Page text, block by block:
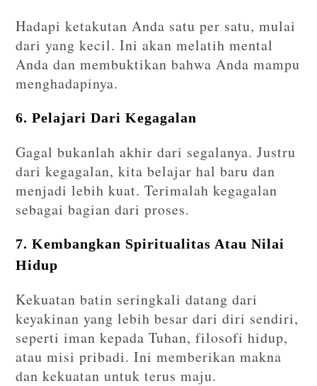
Hadapi ketakutan Anda satu per satu, mulai
dari yang kecil. Ini akan melatih mental
Anda dan membuktikan bahwa Anda mampu
menghadapinya.
6. Pelajari Dari Kegagalan
Gagal bukanlah akhir dari segalanya. Justru
dari kegagalan, kita belajar hal baru dan
menjadi lebih kuat. Terimalah kegagalan
sebagai bagian dari proses.
7. Kembangkan Spiritualitas Atau Nilai
Hidup
Kekuatan batin seringkali datang dari
keyakinan yang lebih besar dari diri sendiri,
seperti iman kepada Tuhan, filosofi hidup,
atau misi pribadi. Ini memberikan makna
dan kekuatan untuk terus maju.